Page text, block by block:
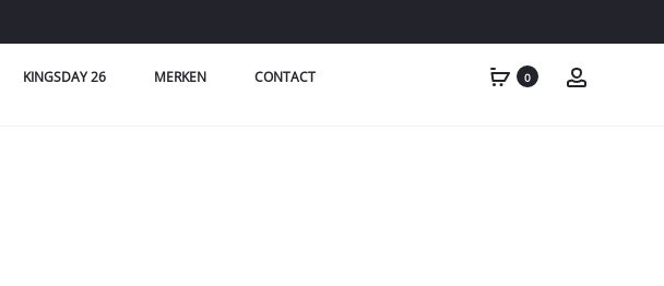
KINGSDAY 26 MERKEN CONTACT 0